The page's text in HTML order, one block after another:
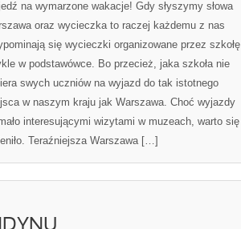
NAJBARDZIEJ
KRAJÓW
ŚWIECIE
na wymarzone wakacje! Gdy słyszymy słowa
oraz wycieczka to raczej każdemu z nas
się wycieczki organizowane przez szkołę
w podstawówce. Bo przecież, jaka szkoła nie
swych uczniów na wyjazd do tak istotnego
w naszym kraju jak Warszawa. Choć wyjazdy
interesującymi wizytami w muzeach, warto się
Teraźniejsza Warszawa […]